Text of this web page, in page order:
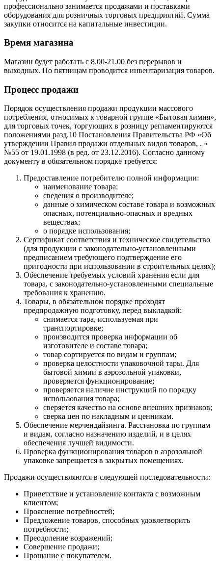
профессионально занимается продажами и поставками
оборудования для розничных торговых предприятий. Сумма
закупки относится на капитальные инвестиции.
Время магазина
Магазин будет работать с 8.00-21.00 без перерывов и
выходных. По пятницам проводится инвентаризация товаров.
Процесс продажи
Порядок осуществления продажи продукции массового
потребления, относимых к товарной группе «Бытовая химия»,
для торговых точек, торгующих в розницу регламентируются
положениями разд.10 Постановления Правительства РФ «Об
утверждении Правил продажи отдельных видов товаров, . »
№55 от 19.01.1998 (в ред. от 23.12.2016). Согласно данному
документу в обязательном порядке требуется:
Предоставление потребителю полной информации:
наименование товара;
сведения о производителе;
данные о химическом составе товара и возможных
опасных, потенциально-опасных и вредных
веществах;
о порядке использования;
Сертификат соответствия и техническое свидетельство
(для продукции с законодательно-установленными
предписанием требующего подтверждение его
пригодности при использовании в строительных целях);
Обеспечение требуемых условий хранения если для
товара, с законодательно-установленными специальные
требования к хранению.
Товары, в обязательном порядке проходят
предпродажную подготовку, перед выкладкой:
снимается тара, используемая при
транспортировке;
производится проверка информации об
изготовителе и составе товара;
товар сортируется по видам и группам;
проверка целостности упаковочной тары. Для
бытовой химии в аэрозольной упаковки,
проверяется функционирование;
проверяется наличие инструкций по порядку
использования товара;
сверяется качество на основе внешних признаков;
сверка цен по накладным и ценникам.
Обеспечение мерчендайзинга. Расстановка по группам
и видам, согласно назначению изделий, и в целях
обеспечения лучшей видимости.
Проверка функционирования товаров в аэрозольной
упаковке запрещается в закрытых помещениях.
Продажи осуществляются в следующей последовательности:
Приветствие и установление контакта с возможным
клиентом;
Прояснение потребностей;
Предложение товаров, способных удовлетворить
потребности;
Преодоление возражений;
Совершение продажи;
Прощание с покупателем.